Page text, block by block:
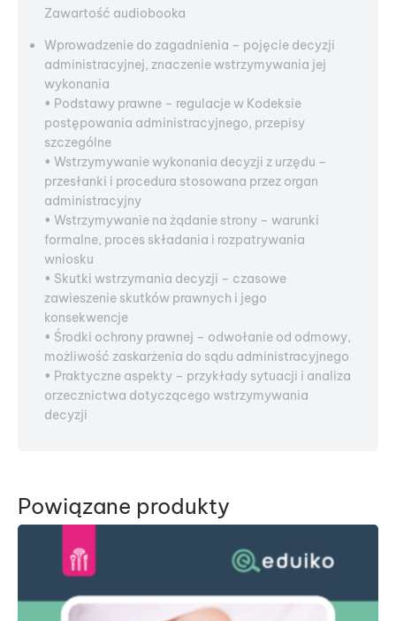
Zawartość audiobooka
Wprowadzenie do zagadnienia – pojęcie decyzji
administracyjnej, znaczenie wstrzymywania jej
wykonania
• Podstawy prawne – regulacje w Kodeksie
postępowania administracyjnego, przepisy
szczególne
• Wstrzymywanie wykonania decyzji z urzędu –
przesłanki i procedura stosowana przez organ
administracyjny
• Wstrzymywanie na żądanie strony – warunki
formalne, proces składania i rozpatrywania
wniosku
• Skutki wstrzymania decyzji – czasowe
zawieszenie skutków prawnych i jego
konsekwencje
• Środki ochrony prawnej – odwołanie od odmowy,
możliwość zaskarżenia do sądu administracyjnego
• Praktyczne aspekty – przykłady sytuacji i analiza
orzecznictwa dotyczącego wstrzymywania
decyzji
Powiązane produkty